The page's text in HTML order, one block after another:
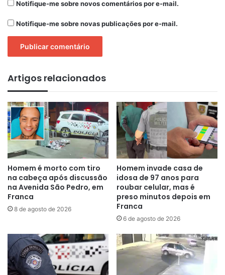
Notifique-me sobre novos comentários por e-mail.
Notifique-me sobre novas publicações por e-mail.
Artigos relacionados
Homem é morto com tiro
na cabeça após discussão
na Avenida São Pedro, em
Franca
8 de agosto de 2026
Homem invade casa de
idosa de 97 anos para
roubar celular, mas é
preso minutos depois em
Franca
6 de agosto de 2026